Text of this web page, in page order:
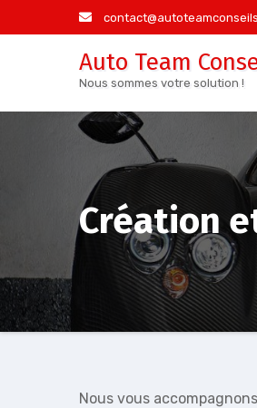
au
Auto Team
Nous sommes votre solution !
Création
Nous vous